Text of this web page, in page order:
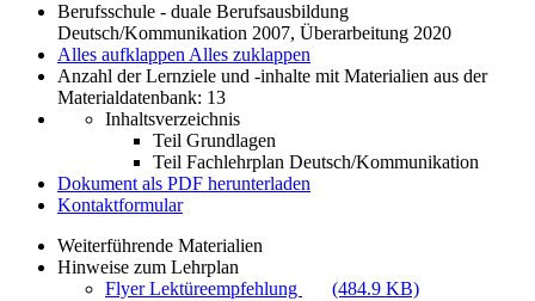
Berufsschule - duale Berufsausbildung
Deutsch/Kommunikation 2007, Überarbeitung 2020
Alles aufklappen Alles zuklappen
Anzahl der Lernziele und -inhalte mit Materialien aus der
Materialdatenbank: 13
Inhaltsverzeichnis
Teil Grundlagen
Teil Fachlehrplan Deutsch/Kommunikation
Dokument als PDF herunterladen
Kontaktformular
Weiterführende Materialien
Hinweise zum Lehrplan
Flyer Lektüreempfehlung
(484.9 KB)